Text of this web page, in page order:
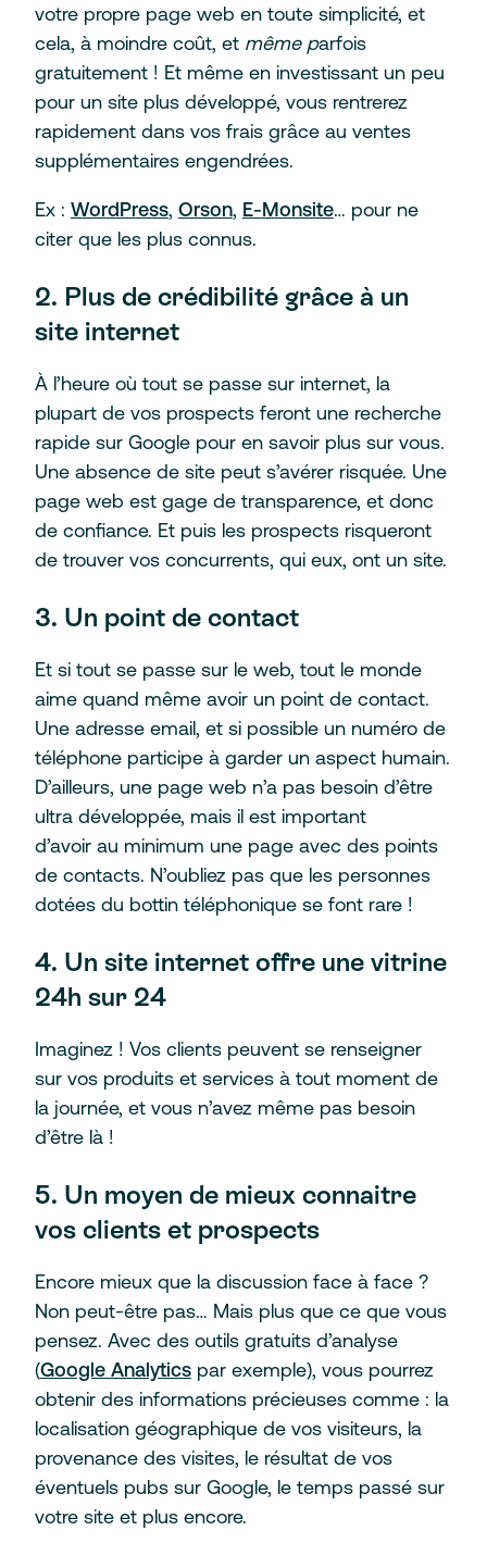
votre propre page web en toute simplicité, et
cela, à moindre coût, etmême parfois
gratuitement ! Et même en investissant un peu
pour un site plus développé, vous rentrerez
rapidement dans vos frais grâce au ventes
supplémentaires engendrées.
Ex : WordPress, Orson, E-Monsite… pour ne
citer que les plus connus.
2. Plus de crédibilité grâce à un
site internet
À l’heure où tout se passe sur internet, la
plupart de vos prospects feront une recherche
rapide sur Google pour en savoir plus sur vous.
Une absence de site peut s’avérer risquée. Une
page web est gage de transparence, et donc
de confiance. Et puis les prospects risqueront
de trouver vos concurrents, qui eux, ont un site.
3. Un point de contact
Et si tout se passe sur le web, tout le monde
aime quand même avoir un point de contact.
Une adresse email, et si possible un numéro de
téléphone participe à garder un aspect humain.
D’ailleurs, une page web n’a pas besoin d’être
ultra développée, mais il est important
d’avoir au minimum une page avec des points
de contacts. N’oubliez pas que les personnes
dotées du bottin téléphonique se font rare !
4. Un site internet offre une vitrine
24h sur 24
Imaginez ! Vos clients peuvent se renseigner
sur vos produits et services à tout moment de
la journée, et vous n’avez même pas besoin
d’être là !
5. Un moyen de mieux connaitre
vos clients et prospects
Encore mieux que la discussion face à face ?
Non peut-être pas… Mais plus que ce que vous
pensez. Avec des outils gratuits d’analyse
(Google Analyticspar exemple), vous pourrez
obtenir des informations précieuses comme : la
localisation géographique de vos visiteurs, la
provenance des visites, le résultat de vos
éventuels pubs sur Google, le temps passé sur
votre site et plus encore.